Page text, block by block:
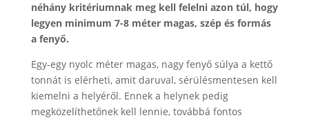
néhány kritériumnak meg kell felelni azon túl, hogy
legyen minimum 7-8 méter magas, szép és formás
a fenyő.
Egy-egy nyolc méter magas, nagy fenyő súlya a kettő
tonnát is elérheti, amit daruval, sérülésmentesen kell
kiemelni a helyéről. Ennek a helynek pedig
megközelíthetőnek kell lennie, továbbá fontos